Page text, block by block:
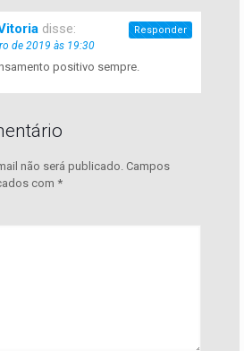
disse:
de 2019 às 19:30
positivo sempre.
Responder
não será publicado. Campos
com *